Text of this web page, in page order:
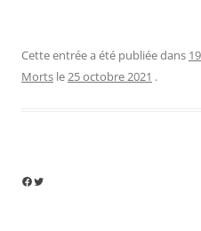
Cette entrée a été publiée dans
Morts le25 octobre 2021 .
Facebook
Twitter